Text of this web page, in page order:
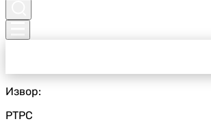
Извор:
РТРС